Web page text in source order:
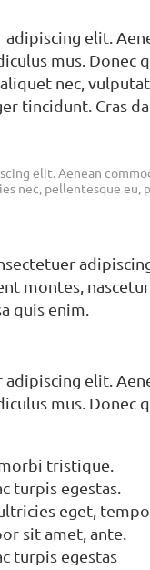
elit.
mus. Donec
nec,
tincidunt. Cras
elit. Aenean
nec, pellentesque eu,
montes,
quis enim.
elit.
mus. Donec
tristique.
turpis egestas.
eget,
sit amet, ante.
turpis egestas